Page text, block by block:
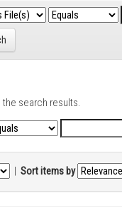
search results.
| Sort items by